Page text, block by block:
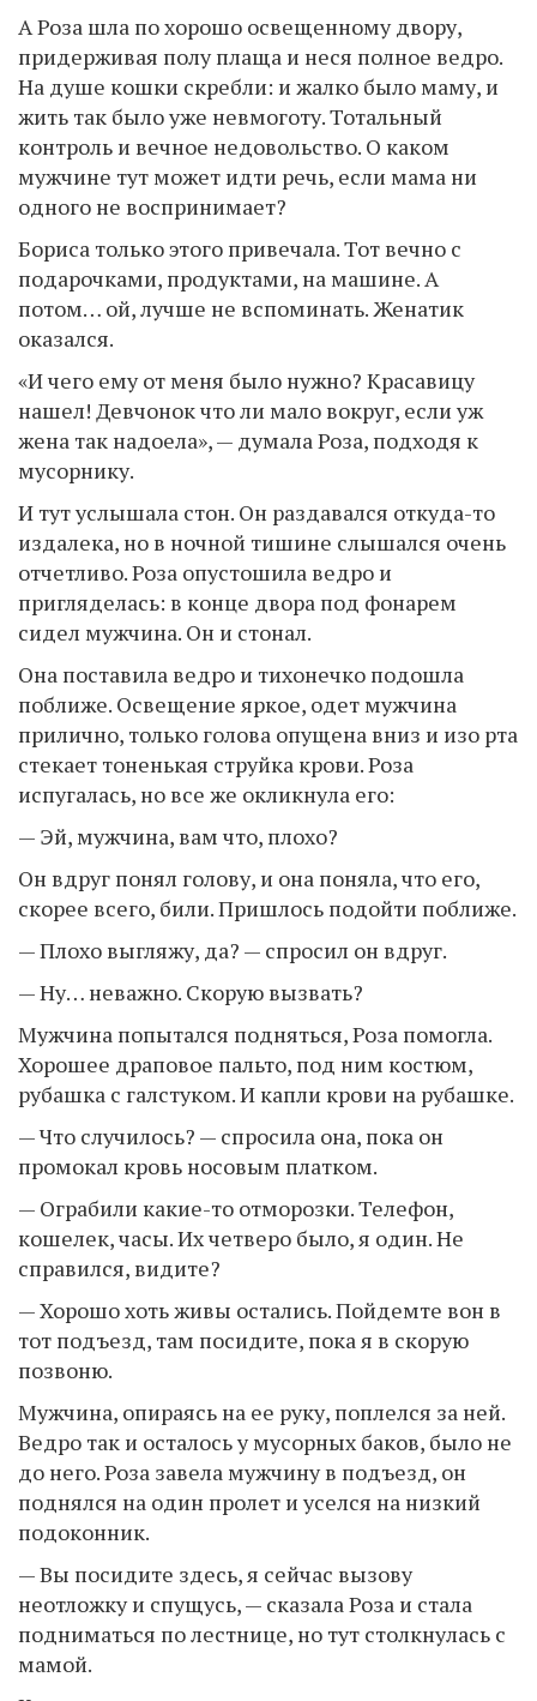
А Роза шла по хорошо освещенному двору,
придерживая полу плаща и неся полное ведро.
На душе кошки скребли: и жалко было маму, и
жить так было уже невмоготу. Тотальный
контроль и вечное недовольство. О каком
мужчине тут может идти речь, если мама ни
одного не воспринимает?
Бориса только этого привечала. Тот вечно с
подарочками, продуктами, на машине. А
потом… ой, лучше не вспоминать. Женатик
оказался.
«И чего ему от меня было нужно? Красавицу
нашел! Девчонок что ли мало вокруг, если уж
жена так надоела», — думала Роза, подходя к
мусорнику.
И тут услышала стон. Он раздавался откуда-то
издалека, но в ночной тишине слышался очень
отчетливо. Роза опустошила ведро и
пригляделась: в конце двора под фонарем
сидел мужчина. Он и стонал.
Она поставила ведро и тихонечко подошла
поближе. Освещение яркое, одет мужчина
прилично, только голова опущена вниз и изо рта
стекает тоненькая струйка крови. Роза
испугалась, но все же окликнула его:
— Эй, мужчина, вам что, плохо?
Он вдруг понял голову, и она поняла, что его,
скорее всего, били. Пришлось подойти поближе.
— Плохо выгляжу, да? — спросил он вдруг.
— Ну… неважно. Скорую вызвать?
Мужчина попытался подняться, Роза помогла.
Хорошее драповое пальто, под ним костюм,
рубашка с галстуком. И капли крови на рубашке.
— Что случилось? — спросила она, пока он
промокал кровь носовым платком.
— Ограбили какие-то отморозки. Телефон,
кошелек, часы. Их четверо было, я один. Не
справился, видите?
— Хорошо хоть живы остались. Пойдемте вон в
тот подъезд, там посидите, пока я в скорую
позвоню.
Мужчина, опираясь на ее руку, поплелся за ней.
Ведро так и осталось у мусорных баков, было не
до него. Роза завела мужчину в подъезд, он
поднялся на один пролет и уселся на низкий
подоконник.
— Вы посидите здесь, я сейчас вызову
неотложку и спущусь, — сказала Роза и стала
подниматься по лестнице, но тут столкнулась с
мамой.